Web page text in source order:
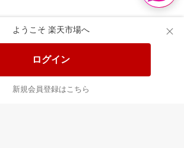
ようこそ 楽天市場へ
ログイン
新規会員登録はこちら
ビスご利用規約